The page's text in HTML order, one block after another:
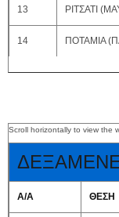
13 ΡΙΤΣΑΤΙ
14 ΠΟΤΑΜΙΑ
Α/Α ΘΕΣΗ